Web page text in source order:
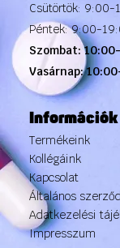
Csütörtök: 9:00-
Péntek: 9:00-
Szombat:
Vasárnap:
Információk
Termékeink
Kollégáink
Kapcsolat
Általános
Adatkezelési
Impresszum